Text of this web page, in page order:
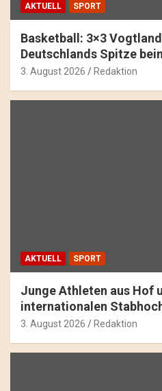
AKTUELL SPORT
Basketball: 3×3
Deutschlands Spitze
3. August 2026 Redaktion
AKTUELL SPORT
Junge Athleten aus Hof
internationalen
3. August 2026 Redaktion